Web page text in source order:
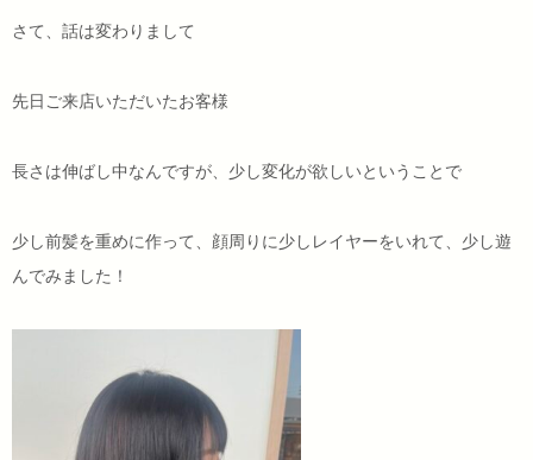
さて、話は変わりまして
先日ご来店いただいたお客様
長さは伸ばし中なんですが、少し変化が欲しいということで
少し前髪を重めに作って、顔周りに少しレイヤーをいれて、少し遊
んでみました！